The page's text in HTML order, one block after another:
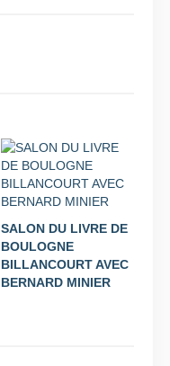
SALON DU LIVRE DE
BOULOGNE
BILLANCOURT AVEC
BERNARD MINIER